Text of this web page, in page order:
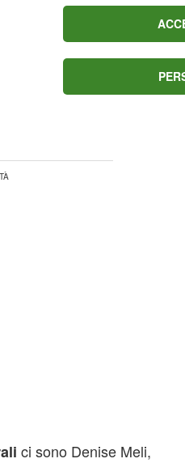
presenta un
palleggiatrici
di capitana, e
convocate sono Stella
ci sono Denise Meli,